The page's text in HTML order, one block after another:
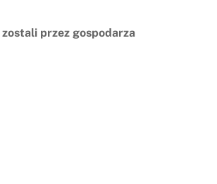
zostali przez gospodarza